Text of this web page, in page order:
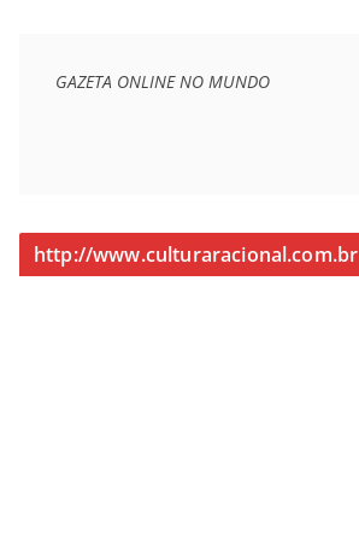
GAZETA ONLINE NO MUNDO
http://www.culturaracional.com.br